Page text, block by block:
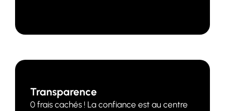
Transparence
0 frais cachés ! La confiance est au centre